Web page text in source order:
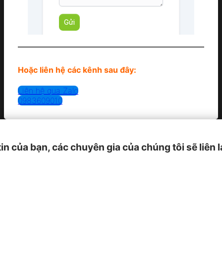
Hoặc liên hệ các kênh sau đây:
Liên hệ qua Zalo
0983609010
của bạn, các chuyên gia của chúng tôi sẽ liên